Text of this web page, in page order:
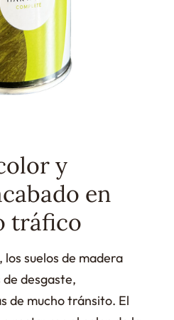
y
en
tráfico
suelos de madera
desgaste,
de mucho tránsito. El